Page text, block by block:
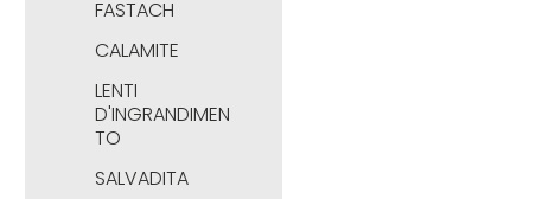
FASTACH
CALAMITE
LENTI
D'INGRANDIMEN
TO
SALVADITA